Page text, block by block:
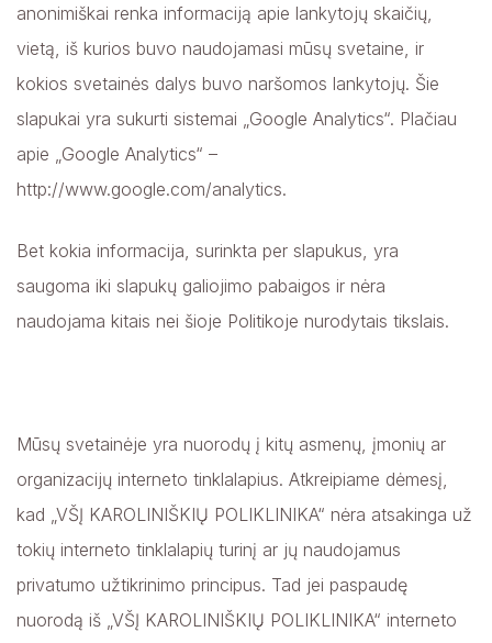
anonimiškai renka informaciją apie lankytojų skaičių,
vietą, iš kurios buvo naudojamasi mūsų svetaine, ir
kokios svetainės dalys buvo naršomos lankytojų. Šie
slapukai yra sukurti sistemai „Google Analytics“. Plačiau
apie „Google Analytics“ –
http://www.google.com/analytics.
Bet kokia informacija, surinkta per slapukus, yra
saugoma iki slapukų galiojimo pabaigos ir nėra
naudojama kitais nei šioje Politikoje nurodytais tikslais.
Mūsų svetainėje yra nuorodų į kitų asmenų, įmonių ar
organizacijų interneto tinklalapius. Atkreipiame dėmesį,
kad „VŠĮ KAROLINIŠKIŲ POLIKLINIKA“ nėra atsakinga už
tokių interneto tinklalapių turinį ar jų naudojamus
privatumo užtikrinimo principus. Tad jei paspaudę
nuorodą iš „VŠĮ KAROLINIŠKIŲ POLIKLINIKA“ interneto